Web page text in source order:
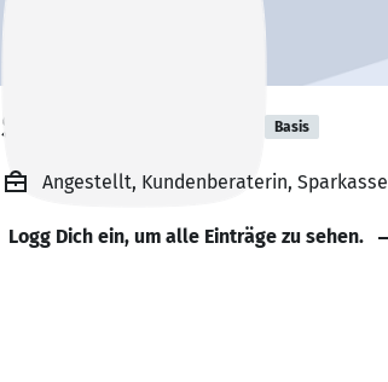
Sherien Maaroof Basis
Angestellt, Kundenberaterin, Sparkasse
Logg Dich ein, um alle Einträge zu sehen.